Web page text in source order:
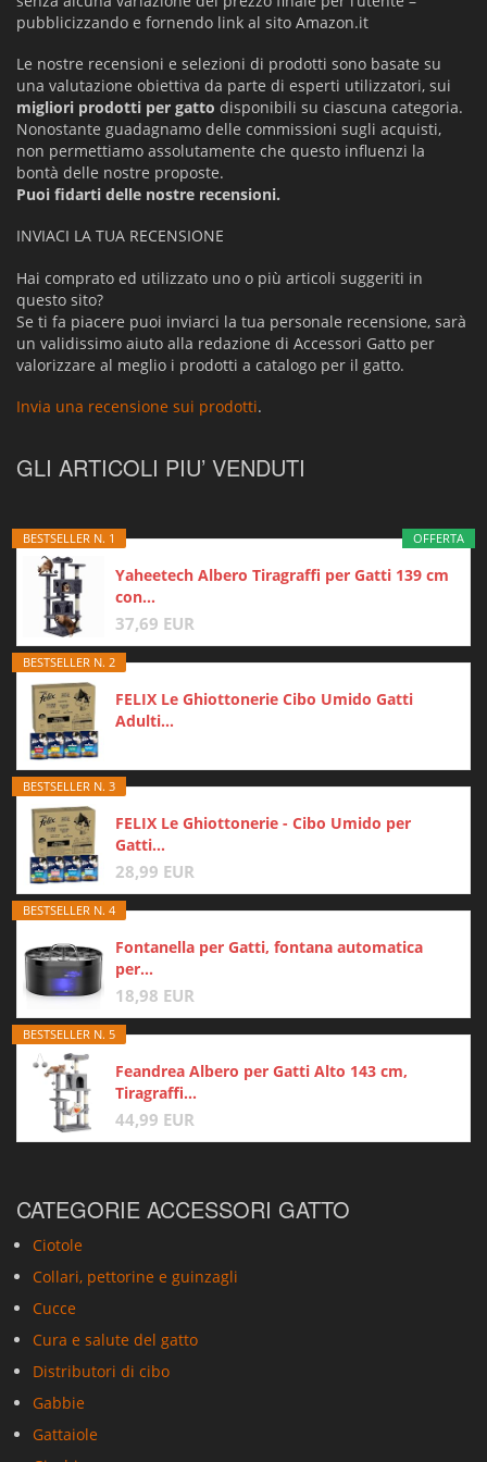
pubblicizzando e fornendo link al sito Amazon.it
Le nostre recensioni e selezioni di prodotti sono basate su
una valutazione obiettiva da parte di esperti utilizzatori, sui
migliori prodotti per gatto disponibili su ciascuna categoria.
Nonostante guadagnamo delle commissioni sugli acquisti,
non permettiamo assolutamente che questo influenzi la
bontà delle nostre proposte.
Puoi fidarti delle nostre recensioni.
INVIACI LA TUA RECENSIONE
Hai comprato ed utilizzato uno o più articoli suggeriti in
questo sito?
Se ti fa piacere puoi inviarci la tua personale recensione, sarà
un validissimo aiuto alla redazione di Accessori Gatto per
valorizzare al meglio i prodotti a catalogo per il gatto.
Invia una recensione sui prodotti.
GLI ARTICOLI PIU’ VENDUTI
OFFERTA
BESTSELLER N. 1
Yaheetech Albero Tiragraffi per Gatti 139 cm
con...
37,69 EUR
BESTSELLER N. 2
FELIX Le Ghiottonerie Cibo Umido Gatti
Adulti...
BESTSELLER N. 3
FELIX Le Ghiottonerie - Cibo Umido per
Gatti...
28,99 EUR
BESTSELLER N. 4
Fontanella per Gatti, fontana automatica
per...
18,98 EUR
BESTSELLER N. 5
Feandrea Albero per Gatti Alto 143 cm,
Tiragraffi...
44,99 EUR
CATEGORIE ACCESSORI GATTO
Ciotole
Collari, pettorine e guinzagli
Cucce
Cura e salute del gatto
Distributori di cibo
Gabbie
Gattaiole